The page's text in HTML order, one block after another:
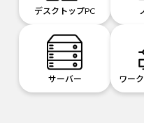
デスクトップPC
サーバー ワー